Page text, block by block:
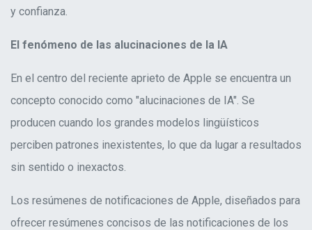
y confianza.
El fenómeno de las alucinaciones de la IA
En el centro del reciente aprieto de Apple se encuentra un
concepto conocido como "alucinaciones de IA". Se
producen cuando los grandes modelos lingüísticos
perciben patrones inexistentes, lo que da lugar a resultados
sin sentido o inexactos.
Los resúmenes de notificaciones de Apple, diseñados para
ofrecer resúmenes concisos de las notificaciones de los